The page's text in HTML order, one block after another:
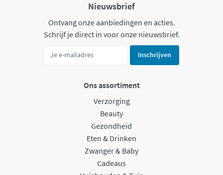
Nieuwsbrief
Ontvang onze aanbiedingen en acties.
Schrijf je direct in voor onze nieuwsbrief.
Inschrijven
Ons assortiment
Verzorging
Beauty
Gezondheid
Eten & Drinken
Zwanger & Baby
Cadeaus